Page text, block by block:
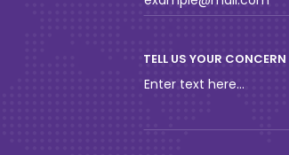
TELL US YOUR CONCERN